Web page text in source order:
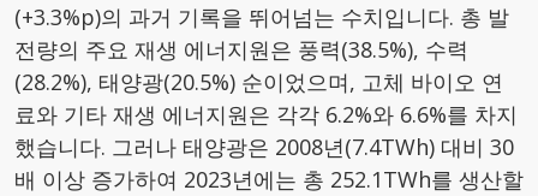
(+3.3%p)의 과거 기록을 뛰어넘는 수치입니다. 총 발
전량의 주요 재생 에너지원은 풍력(38.5%), 수력
(28.2%), 태양광(20.5%) 순이었으며, 고체 바이오 연
료와 기타 재생 에너지원은 각각 6.2%와 6.6%를 차지
했습니다. 그러나 태양광은 2008년(7.4TWh) 대비 30
배 이상 증가하여 2023년에는 총 252.1TWh를 생산할